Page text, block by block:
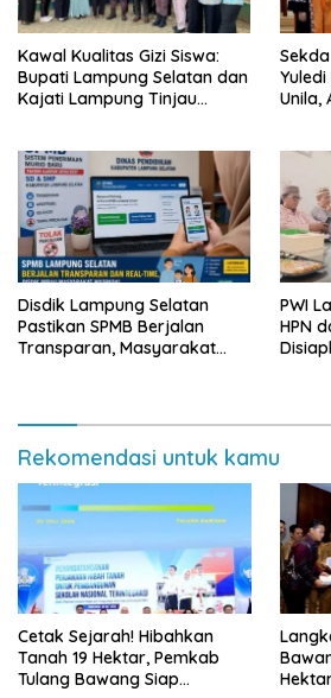
Kawal Kualitas Gizi Siswa:
Bupati Lampung Selatan dan
Kajati Lampung Tinjau
Unila,
Disdik Lampung Selatan
Pastikan SPMB Berjalan
Transparan, Masyarakat
PWI
HPN
Rekomendasi untuk kamu
Cetak Sejarah! Hibahkan
Tanah 19 Hektar, Pemkab
Tulang Bawang Siap